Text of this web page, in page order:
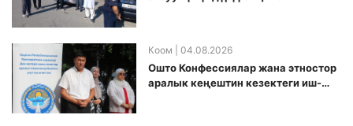
Коом | 04.08.2026
Ошто Конфессиялар жана этностор
аралык кеңештин кезектеги иш-